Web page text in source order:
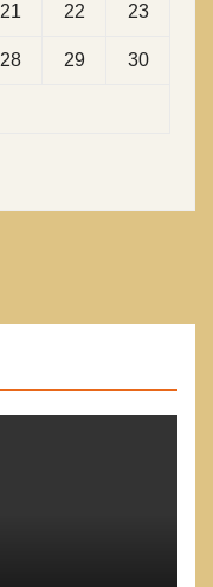
21 22 23
28 29 30